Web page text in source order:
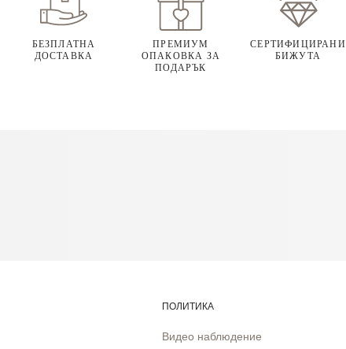
БЕЗПЛАТНА
ДОСТАВКА
ПРЕМИУМ
ОПАКОВКА ЗА
ПОДАРЪК
СЕРТИФИЦИРАНИ
БИЖУТА
ПОЛИТИКА
Видео наблюдение